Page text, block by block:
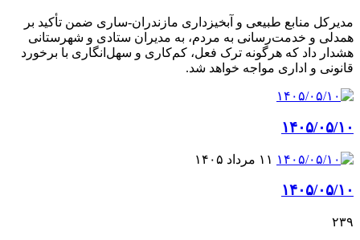
مدیرکل منابع طبیعی و آبخیزداری مازندران-ساری ضمن تأکید بر
همدلی و خدمت‌رسانی به مردم، به مدیران ستادی و شهرستانی
هشدار داد که هرگونه ترک فعل، کم‌کاری و سهل‌انگاری با برخورد
قانونی و اداری مواجه خواهد شد.
۱۴۰۵/۰۵/۱۰
۱۱ مرداد ۱۴۰۵
۱۴۰۵/۰۵/۱۰
۲۳۹